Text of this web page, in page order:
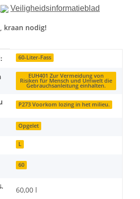
Veiligheidsinformatieblad
kraan nodig!
60-Liter-Fass
EUH401 Zur Vermeidung von
Risiken für Mensch und Umwelt die
Gebrauchsanleitung einhalten.
P273 Voorkom lozing in het milieu.
Opgelet
L
60
60,00 l